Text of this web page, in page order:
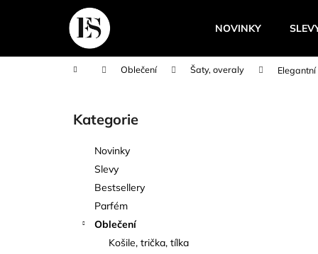
NOVINKY
Domů Oblečení Šaty, overaly
Přeskočit
kategorie
Kategorie
Novinky
Slevy
Bestsellery
Parfém
Oblečení
Košile, trička, tílka
í
Zpět
do
Zpět
do